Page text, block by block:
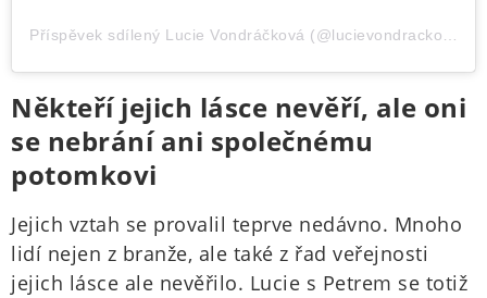
Někteří jejich lásce nevěří, ale oni
se nebrání ani společnému
potomkovi
Jejich vztah se provalil teprve nedávno. Mnoho
lidí nejen z branže, ale také z řad veřejnosti
jejich lásce ale nevěřilo. Lucie s Petrem se totiž